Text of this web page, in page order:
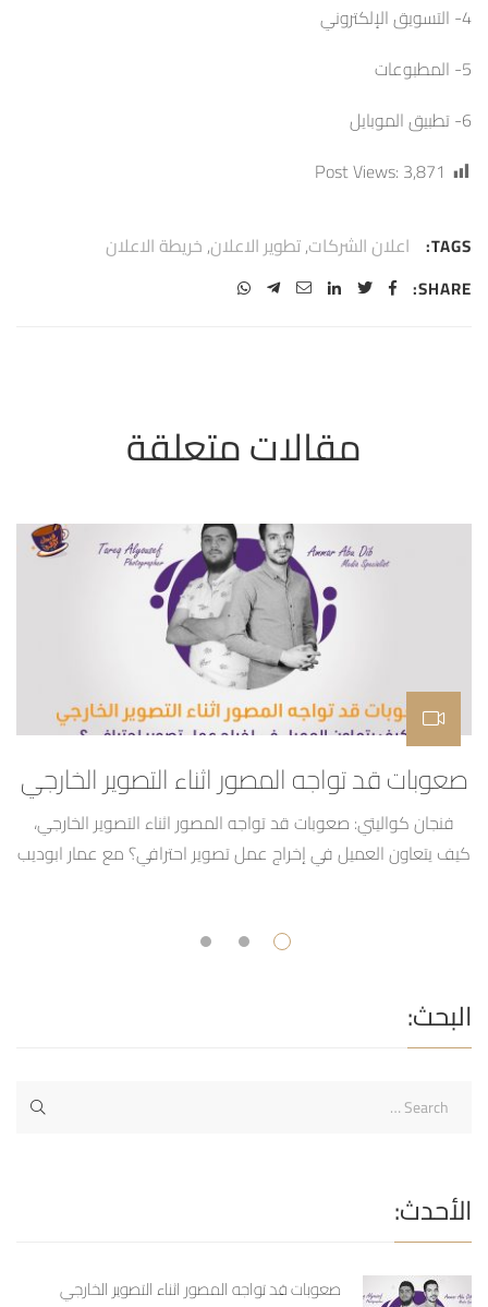
4- التسويق الإلكتروني
5- المطبوعات
6- تطبيق الموبايل
Post Views: 3,871
TAGS: اعلان الشركات,تطوير الاعلان,خريطة الاعلان
SHARE:
صعوبات قد تواجه المصور اثناء التصوير الخارجي
فنجان كواليتي: صعوبات قد تواجه المصور اثناء التصوير الخارجي،
كيف يتعاون العميل في إخراج عمل تصوير احترافي؟ مع عمار ابوديب
البحث:
الأحدث:
صعوبات قد تواجه المصور اثناء التصوير الخارجي